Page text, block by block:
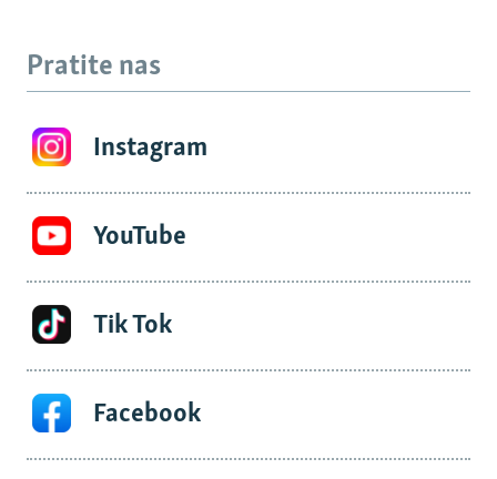
Pratite nas
Instagram
YouTube
Tik Tok
Facebook